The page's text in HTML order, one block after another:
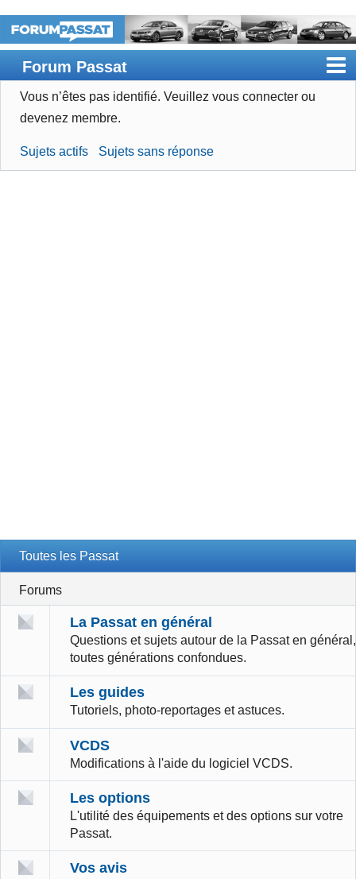
Forum Passat
Accueil
Devenir membre
Vous n’êtes pas identifié. Veuillez vous connecter ou
devenez membre.
Sujets actifs Sujets sans réponse
Toutes les Passat
Forums
La Passat en général
Questions et sujets autour de la Passat en général,
toutes générations confondues.
Les guides
Tutoriels, photo-reportages et astuces.
VCDS
Modifications à l'aide du logiciel VCDS.
Les options
L'utilité des équipements et des options sur votre
Passat.
Vos avis